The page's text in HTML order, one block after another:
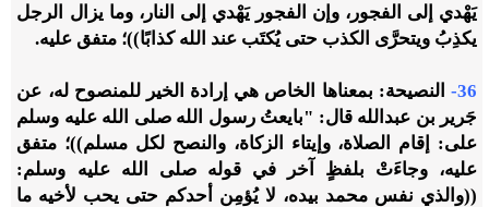
يَهْدي إلى الفجور، وإن الفجور يَهْدي إلى النار، وما يزال الرجل
يكذِبُ ويتحرَّى الكذب حتى يُكتَب عند الله كذابًا))؛ متفق عليه.
36-
النصيحة: بمعناها الخاص هي إرادة الخير للمنصوح له، عن
جَرير بن عبدالله قال: "بايعتُ رسول الله صلى الله عليه وسلم
على: إقام الصلاة، وإيتاء الزكاة، والنصح لكل مسلم))؛ متفق
عليه، وجاءَتْ بلفظٍ آخر في قوله صلى الله عليه وسلم:
((والذي نفس محمد بيده، لا يُؤمِن أحدكم حتى يحب لأخيه ما